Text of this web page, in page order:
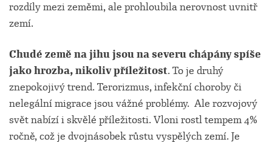
rozdíly mezi zeměmi, ale prohloubila nerovnost uvnitř
zemí.
Chudé země na jihu jsou na severu chápány spíše
jako hrozba, nikoliv příležitost. To je druhý
znepokojivý trend. Terorizmus, infekční choroby či
nelegální migrace jsou vážné problémy. Ale rozvojový
svět nabízí i skvělé příležitosti. Vloni rostl tempem 4%
ročně, což je dvojnásobek růstu vyspělých zemí. Je